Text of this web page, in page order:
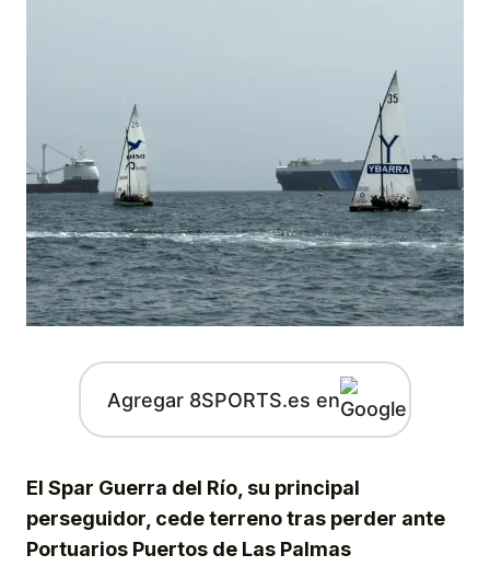
Agregar 8SPORTS.es en
El Spar Guerra del Río, su principal
perseguidor, cede terreno tras perder ante
Portuarios Puertos de Las Palmas